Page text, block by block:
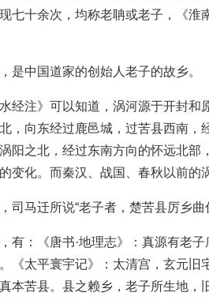
七十余次，均称老聃或老子，《
是中国道家的创始人老子的故乡。
经注》可以知道，涡河源于开封
，向东经过鹿邑城，过苦县西南
阳之北，经过东南方向的怀远北
变化。而秦汉、战国、春秋以前的
司马迁所说“老子者，楚苦县厉乡
有：《唐书·地理志》：真源有老
《太平寰宇记》：太清宫，玄元旧
本苦县。县之赖乡，老子所生地